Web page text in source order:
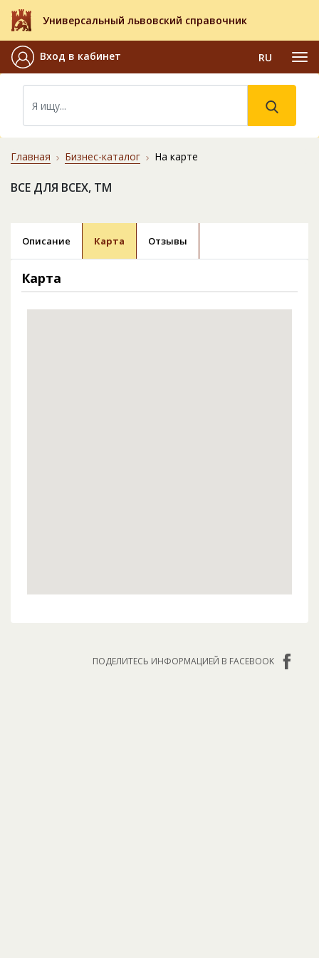
Универсальный львовский справочник
Вход в кабинет RU
Главная Бизнес-каталог На карте
ВСЕ ДЛЯ ВСЕХ, ТМ
Описание Карта Отзывы
Карта
ПОДЕЛИТЕСЬ ИНФОРМАЦИЕЙ В FACEBOOK